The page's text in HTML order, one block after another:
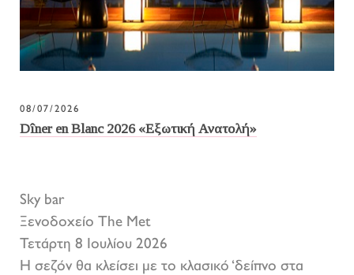
08/07/2026
Dîner en Blanc 2026 «Εξωτική Ανατολή»
Sky bar
Ξενοδοχείο The Met
Τετάρτη 8 Ιουλίου 2026
Η σεζόν θα κλείσει με το κλασικό ‘δείπνο στα